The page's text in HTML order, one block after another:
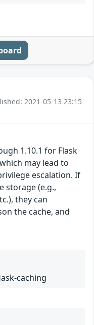
2021-05-13 23:15
1.10.1 for Flask
may lead to
escalation. If
storage (e.g.,
they can
the cache, and
caching